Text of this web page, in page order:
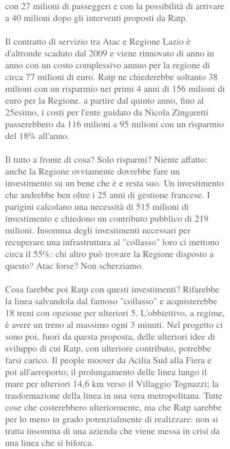
con 27 milioni di passeggeri e con la possibilità di arrivare
a 40 milioni dopo gli interventi proposti da Ratp.
Il contratto di servizio tra Atac e Regione Lazio è
d'altronde scaduto dal 2009 e viene rinnovato di anno in
anno con un costo complessivo annuo per la regione di
circa 77 milioni di euro. Ratp ne chiederebbe soltanto 38
milioni con un risparmio nei primi 4 anni di 156 milioni di
euro per la Regione. a partire dal quinto anno, fino al
25esimo, i costi per l'ente guidato da Nicola Zingaretti
passerebbero da 116 milioni a 95 milioni con un risparmio
del 18% all'anno.
Il tutto a fronte di cosa? Solo risparmi? Niente affatto:
anche la Regione ovviamente dovrebbe fare un
investimento su un bene che è e resta suo. Un investimento
che andrebbe ben oltre i 25 anni di gestione francese. I
parigini calcolano una necessità di 515 milioni di
investimento e chiedono un contributo pubblico di 219
milioni. Insomma degli investimenti necessari per
recuperare una infrastruttura al "collasso" loro ci mettono
circa il 55%: chi altro può trovare la Regione disposto a
questo? Atac forse? Non scherziamo.
Cosa farebbe poi Ratp con questi investimenti? Rifarebbe
la linea salvandola dal famoso "collasso" e acquisterebbe
18 treni con opzione per ulteriori 5. L'obbiettivo, a regime,
è avere un treno al massimo ogni 3 minuti. Nel progetto ci
sono poi, fuori da questa proposta, delle ulteriori idee di
sviluppo di cui Ratp, con ulteriore contributo, potrebbe
farsi carico. Il people moover da Acilia Sud alla Fiera e
poi all'aeroporto; il prolungamento delle linea lungo il
mare per ulteriori 14,6 km verso il Villaggio Tognazzi; la
trasformazione della linea in una vera metropolitana. Tutte
cose che costerebbero ulteriormente, ma che Ratp sarebbe
per lo meno in grado potenzialmente di realizzare: non si
tratta insomma di una azienda che viene messa in crisi da
una linea che si biforca.